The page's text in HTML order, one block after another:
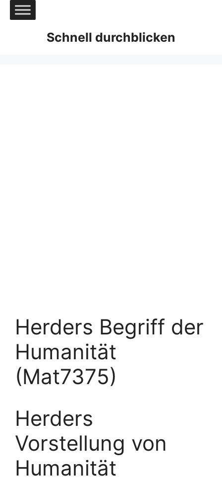
Zum
Inhalt
Schnell durchblicken
Herders Begriff der
Humanität
(Mat7375)
Herders
Vorstellung von
Humanität